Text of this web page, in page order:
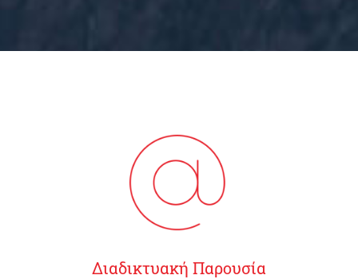
Διαδικτυακή Παρουσία